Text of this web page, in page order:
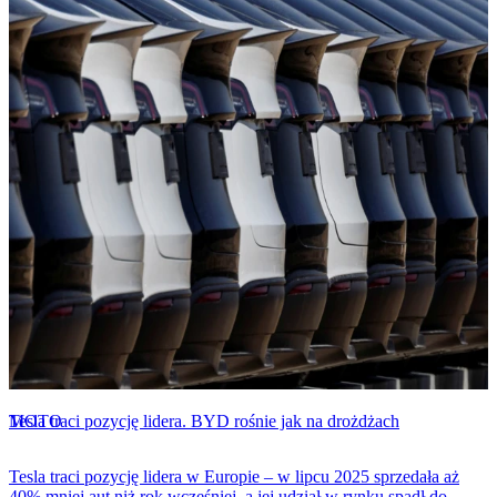
MOTO
Tesla traci pozycję lidera. BYD rośnie jak na drożdżach
Tesla traci pozycję lidera w Europie – w lipcu 2025 sprzedała aż